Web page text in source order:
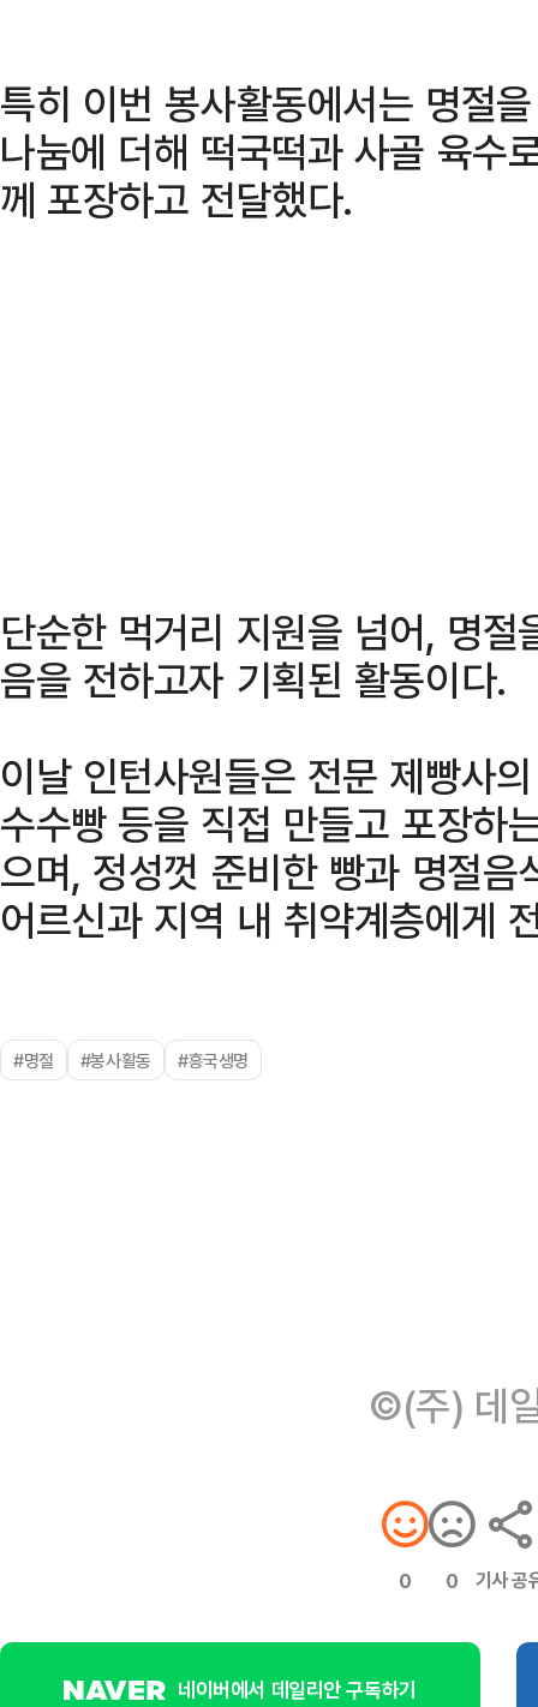
특히 이번 봉사활동에서는 명절
나눔에 더해 떡국떡과 사골 육수
께 포장하고 전달했다.
단순한 먹거리 지원을 넘어, 명
음을 전하고자 기획된 활동이다.
이날 인턴사원들은 전문 제빵사
수수빵 등을 직접 만들고 포장하
으며, 정성껏 준비한 빵과 명절
어르신과 지역 내 취약계층에게
#명절 #봉사활동 #흥국생명
©(주) 데
0 0 기사 공
네이버에서 데일리안 구독하기